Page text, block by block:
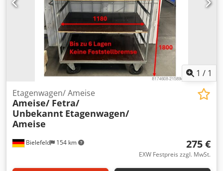
Folienspezifikation Max. Außendurchmesser Ø 250 mm -
Kern Ø76mm - Höhe = 500 mm Standard Anschlusswerte:
230 V - 1L+N+PE - 50 HZ Gesamtleistung: 1,2 kW / 6A
Weitere Anlagen ab Lager sofort verfügbar.
1 / 1
Bielefeld 154 km
Etagenwagen/ Ameise
Ameise/ Fetra/
Unbekannt Etagenwagen/
Ameise
275 €
EXW Festpreis zzgl. MwSt.